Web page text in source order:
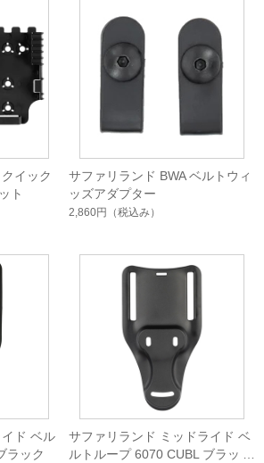
イック
ト
サファリランド BWA ベルトウィ
ッズアダプター
2,860円 （税込み）
ド ベル
ラック
サファリランド ミッドライド ベ
ルトループ 6070 CUBL ブラック